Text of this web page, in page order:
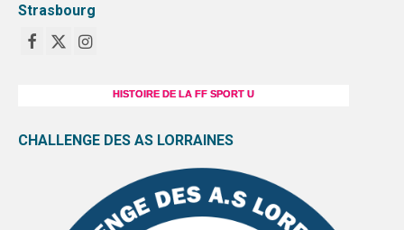
Strasbourg
HISTOIRE DE LA FF SPORT U
CHALLENGE DES AS LORRAINES